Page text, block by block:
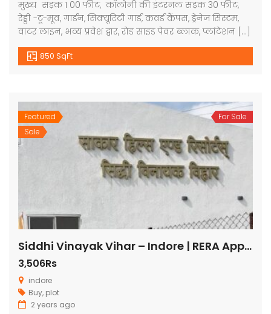
मुख्य सड़क 1 00 फीट, कॉलोनी की इंटरनल सड़क 30 फीट,
रेड्डी -टू-मूव, गार्डन, सिक्यूरिटी गार्ड, कवर्ड कैंपस, ड्रेनेज सिस्टम,
वाटर लाइन, भव्य प्रवेश द्वार, रोड साइड पेवर ब्लाक, प्लांटेशन […]
850 SqFt
Featured
Sale
For Sale
Siddhi Vinayak Vihar – Indore | RERA Approved Plots
3,506Rs
indore
Buy, plot
2 years ago